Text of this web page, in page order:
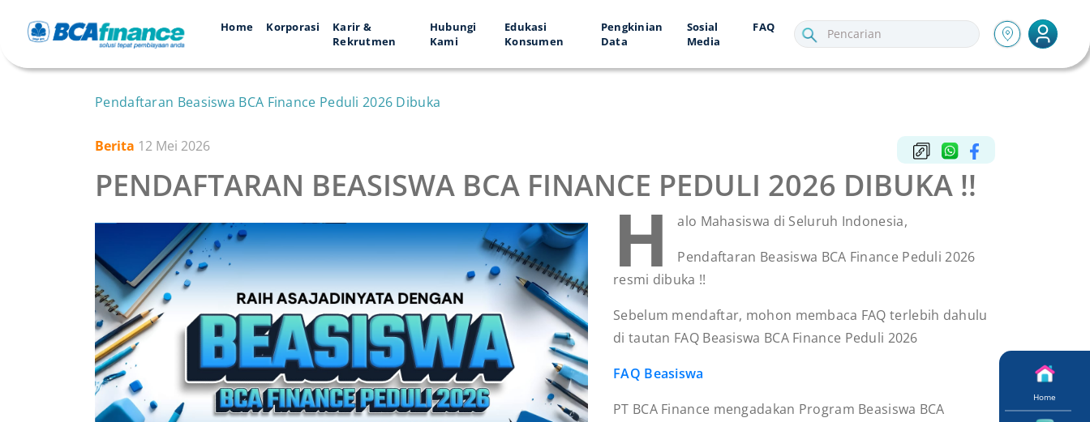
Home Korporasi
Karir &
Rekrutmen
Hubungi
Kami
Edukasi
Konsumen
Pengkinian
Data
Sosial
Media
FAQ
Home
Pendaftaran Beasiswa BCA Finance Peduli 2026 Dibuka
Berita 12 Mei 2026
PENDAFTARAN BEASISWA BCA FINANCE PEDULI 2026 DIBUKA !!
H
alo Mahasiswa di Seluruh Indonesia,
Pendaftaran Beasiswa BCA Finance Peduli 2026
resmi dibuka !!
Sebelum mendaftar, mohon membaca FAQ terlebih dahulu
di tautan FAQ Beasiswa BCA Finance Peduli 2026
FAQ Beasiswa
PT BCA Finance mengadakan Program Beasiswa BCA